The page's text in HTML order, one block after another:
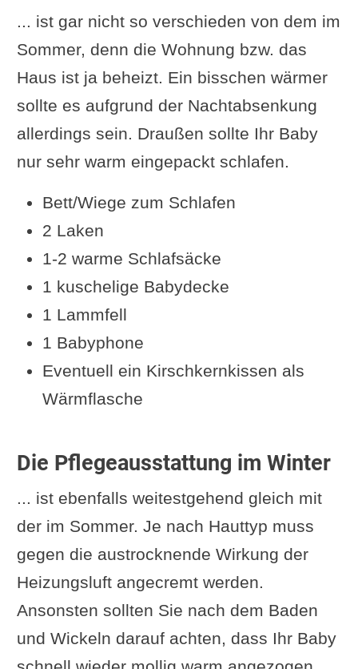
... ist gar nicht so verschieden von dem im
Sommer, denn die Wohnung bzw. das
Haus ist ja beheizt. Ein bisschen wärmer
sollte es aufgrund der Nachtabsenkung
allerdings sein. Draußen sollte Ihr Baby
nur sehr warm eingepackt schlafen.
Bett/Wiege zum Schlafen
2 Laken
1-2 warme Schlafsäcke
1 kuschelige Babydecke
1 Lammfell
1 Babyphone
Eventuell ein Kirschkernkissen als
Wärmflasche
Die Pflegeausstattung im Winter
... ist ebenfalls weitestgehend gleich mit
der im Sommer. Je nach Hauttyp muss
gegen die austrocknende Wirkung der
Heizungsluft angecremt werden.
Ansonsten sollten Sie nach dem Baden
und Wickeln darauf achten, dass Ihr Baby